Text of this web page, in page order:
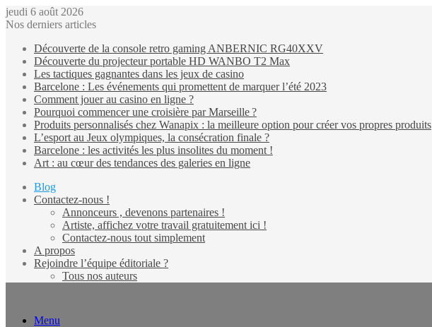
jeudi 6 août 2026
Nos derniers articles
Découverte de la console retro gaming ANBERNIC RG40XXV
Découverte du projecteur portable HD WANBO T2 Max
Les tactiques gagnantes dans les jeux de casino
Barcelone : Les événements qui promettent de marquer l’été 2023
Comment jouer au casino en ligne ?
Pourquoi commencer une croisière par Marseille ?
Produits personnalisés chez Wanapix : la meilleure option pour créer vos propres produits
L’esport au Jeux olympiques, la consécration finale ?
Barcelone : les activités les plus insolites du moment !
Art : au cœur des tendances des galeries en ligne
Blog
Contactez-nous !
Annonceurs , devenons partenaires !
Artiste, affichez votre travail gratuitement ici !
Contactez-nous tout simplement
A propos
Rejoindre l’équipe éditoriale ?
Tous nos auteurs
Menu